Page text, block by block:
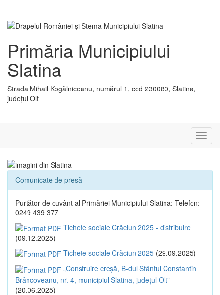
Primăria Municipiului
Slatina
Strada Mihail Kogălniceanu, numărul 1, cod 230080, Slatina,
județul Olt
sau
Comunicate de presă
Purtător de cuvânt al Primăriei Municipiului Slatina: Telefon:
0249 439 377
Tichete sociale Crăciun 2025 - distribuire
(09.12.2025)
Tichete sociale Crăciun 2025 (29.09.2025)
„Construire creșă, B-dul Sfântul Constantin
Brâncoveanu, nr. 4, municipiul Slatina, județul Olt”
(20.06.2025)